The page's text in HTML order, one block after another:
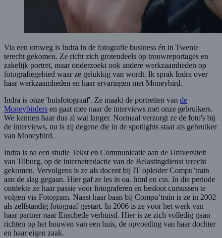
Via een omweg is Indra in de fotografie business én in Twente
terecht gekomen. Ze richt zich grotendeels op trouwreportages en
zakelijk portret, maar onderzoekt ook andere werkzaamheden op
fotografiegebied waar ze gelukkig van wordt. Ik sprak Indra over
haar werkzaamheden en haar ervaringen met Moneybird.
Indra is onze 'huisfotograaf'. Ze maakt de portretten van de
Moneybirders en gaat mee naar de interviews met onze gebruikers.
We kennen haar dus al wat langer. Normaal verzorgt ze de foto's bij
de interviews, nu is zij degene die in de spotlights staat als gebruiker
van Moneybird.
Indra is na een studie Tekst en Communicatie aan de Universiteit
van Tilburg, op de internetredactie van de Belastingdienst terecht
gekomen. Vervolgens is ze als docent bij IT opleider Compu’train
aan de slag gegaan. Hier gaf ze les in oa. html en css. In die periode
ontdekte ze haar passie voor fotograferen en besloot cursussen te
volgen via Fotogram. Naast haar baan bij Compu’train is ze in 2002
als zelfstandig fotograaf gestart. In 2006 is ze voor het werk van
haar partner naar Enschede verhuisd. Hier is ze zich volledig gaan
richten op het bouwen van een huis, de opvoeding van haar dochter
en haar eigen zaak.